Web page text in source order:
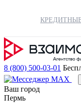
8 (800) 500-03-01
Ваш город
Пермь